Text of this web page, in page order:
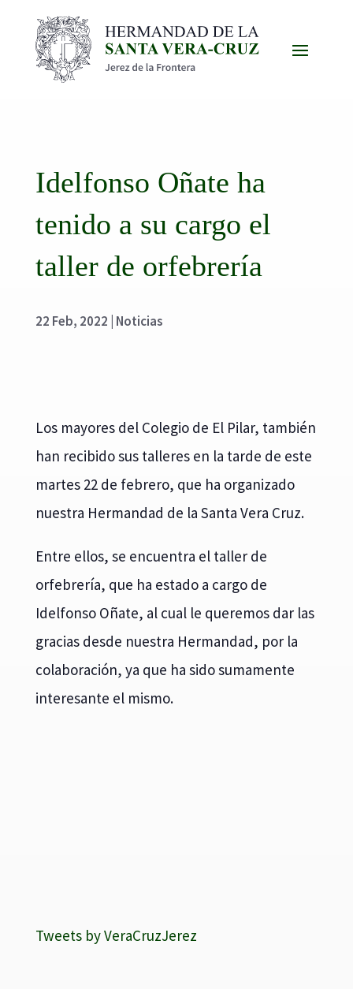
Idelfonso Oñate ha
tenido a su cargo el
taller de orfebrería
22 Feb, 2022 Noticias
Los mayores del Colegio de El Pilar, también
han recibido sus talleres en la tarde de este
martes 22 de febrero, que ha organizado
nuestra Hermandad de la Santa Vera Cruz.
Entre ellos, se encuentra el taller de
orfebrería, que ha estado a cargo de
Idelfonso Oñate, al cual le queremos dar las
gracias desde nuestra Hermandad, por la
colaboración, ya que ha sido sumamente
interesante el mismo.
Tweets by VeraCruzJerez